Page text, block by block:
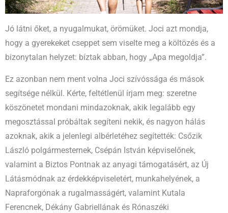
Jó látni őket, a nyugalmukat, örömüket. Joci azt mondja,
hogy a gyerekeket cseppet sem viselte meg a költözés és a
bizonytalan helyzet: bíztak abban, hogy „Apa megoldja”.
Ez azonban nem ment volna Joci szívóssága és mások
segítsége nélkül. Kérte, feltétlenül írjam meg: szeretne
köszönetet mondani mindazoknak, akik legalább egy
megosztással próbáltak segíteni nekik, és nagyon hálás
azoknak, akik a jelenlegi albérletéhez segítették: Csőzik
László polgármesternek, Csépán István képviselőnek,
valamint a Biztos Pontnak az anyagi támogatásért, az Új
Látásmódnak az érdekképviseletért, munkahelyének, a
Napraforgónak a rugalmasságért, valamint Kutala
Ferencnek, Dékány Gabriellának és Rónaszéki